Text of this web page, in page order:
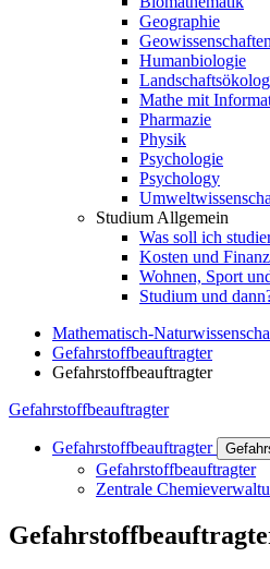
Geographie
Geowissenschaften
Humanbiologie
Mathe mit
Pharmazie
Physik
Psychologie
Psychology
Studium Allgemein
Was soll ich
Kosten und
Wohnen, Sport
Studium und
Mathematisch-
Gefahrstoffbeauftragter
Gefahrstoffbeauftragter
Gefahrstoffbeauftragter
Gefahrstoffbeauftragter
Gefahrstoffbeauftragter
Zentrale